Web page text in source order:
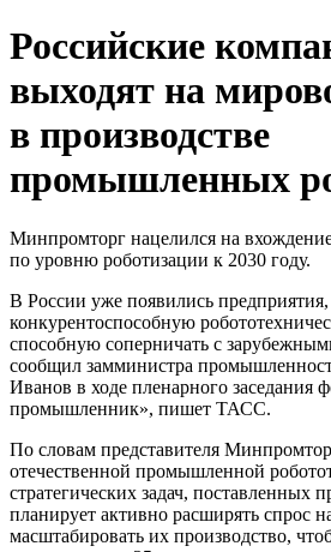
Российские
выходят на
в производстве
промышленных
Минпромторг нацелился на
по уровню роботизации к 2030 году.
В России уже появились
конкурентоспособную
способную соперничать с
сообщил замминистра
Иванов в ходе пленарного заседания
промышленник», пишет ТАСС.
По словам представителя
отечественной промышленной
стратегических задач, поставленных
планирует активно расширять спрос
масштабировать их производство,